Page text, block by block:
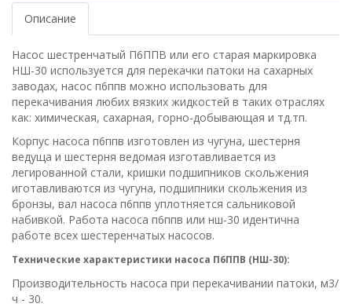
Описание
Насос шестренчатый П6ППВ или его старая маркировка
НШ-30 используется для перекачки патоки на сахарных
заводах, насос п6ппв можно использовать для
перекачивания любих вязких жидкостей в таких отраслях
как: химическая, сахарная, горно-добывающая и тд.тп.
Корпус насоса п6ппв изготовлен из чугуна, шестерня
ведуща и шестерня ведомая изготавливается из
легированной стали, кришки подшипников скольжения
иготавливаются из чугуна, подшипники скольжения из
бронзы, вал насоса п6ппв уплотняется сальниковой
набивкой. Работа насоса п6ппв или нш-30 идентична
работе всех шестеренчатых насосов.
Технические характеристики насоса П6ППВ (НШ-30):
Производительность насоса при перекачивании патоки, м3/
ч - 30.